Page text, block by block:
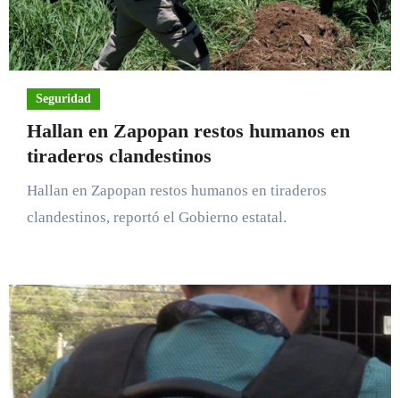
Seguridad
Hallan en Zapopan restos humanos en
tiraderos clandestinos
Hallan en Zapopan restos humanos en tiraderos
clandestinos, reportó el Gobierno estatal.